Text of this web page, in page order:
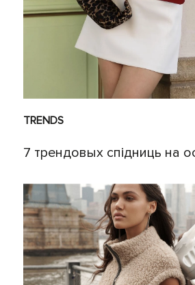
TRENDS
7 трендовых спiдниць на